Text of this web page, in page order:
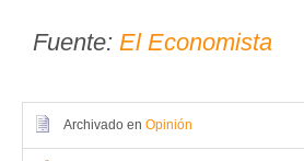
Fuente: El Economista
Archivado en Opinión